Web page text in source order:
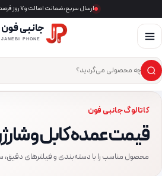
ارسال سریع، ضمانت اصالت و ۷ روز فرصت بررسی کالا
جانبی فون
JANEBI PHONE
جست‌وجوی محصول
×
کاتالوگ جانبی فون
قیمت عمده کابل و
محصول مناسب را با دسته‌بندی و فیلترهای دقیق،